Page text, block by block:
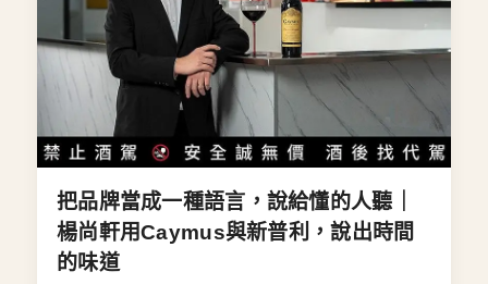
把品牌當成一種語言，說給懂的人聽｜
楊尚軒用Caymus與新普利，說出時間
的味道